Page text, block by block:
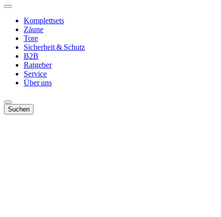
Komplettsets
Zäune
Tore
Sicherheit & Schutz
B2B
Ratgeber
Service
Über uns
Suchen